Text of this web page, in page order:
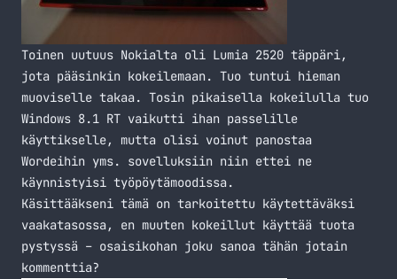
Toinen uutuus Nokialta oli Lumia 2520 täppäri,
jota pääsinkin kokeilemaan. Tuo tuntui hieman
muoviselle takaa. Tosin pikaisella kokeilulla tuo
Windows 8.1 RT vaikutti ihan passelille
käyttikselle, mutta olisi voinut panostaa
Wordeihin yms. sovelluksiin niin ettei ne
käynnistyisi työpöytämoodissa.
Käsittääkseni tämä on tarkoitettu käytettäväksi
vaakatasossa, en muuten kokeillut käyttää tuota
pystyssä – osaisikohan joku sanoa tähän jotain
kommenttia?